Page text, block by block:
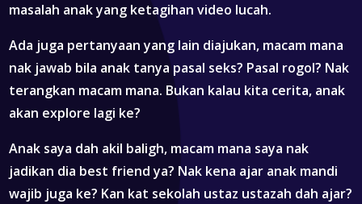
masalah anak yang ketagihan video lucah.
Ada juga pertanyaan yang lain diajukan, macam mana
nak jawab bila anak tanya pasal seks? Pasal rogol? Nak
terangkan macam mana. Bukan kalau kita cerita, anak
akan explore lagi ke?
Anak saya dah akil baligh, macam mana saya nak
jadikan dia best friend ya? Nak kena ajar anak mandi
wajib juga ke? Kan kat sekolah ustaz ustazah dah ajar?